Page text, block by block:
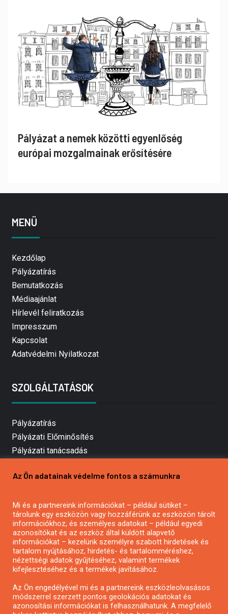
Pályázat a nemek közötti egyenlőség
európai mozgalmainak erősítésére
MENÜ
Kezdőlap
Pályázatírás
Bemutatkozás
Médiaajánlat
Hírlevél feliratkozás
Impresszum
Kapcsolat
Adatvédelmi Nyilatkozat
SZOLGÁLTATÁSOK
Pályázatírás
Pályázati Előminősítés
Pályázati tanácsadás
Mezőgazdasági pályázatírás
Pályázatírás civil szervezeteknek
Pályázatírás önkormányzatoknak
Pályázatfigyelés
Specifikus pályázatfigyelés vagy hírlevél
Az Ön adatainak védelme fontos a számunkra
Mi és a partnereink információkat – például sütiket –
tárolunk egy eszközön vagy hozzáférünk az eszközön tárolt
információkhoz, és személyes adatokat – például egyedi
azonosítókat és az eszköz által küldött alapvető
információkat – kezelünk személyre szabott hirdetések és
tartalom nyújtásához, hirdetés- és tartalomméréshez,
nézettségi adatok gyűjtéséhez, valamint termékek
kifejlesztéséhez és a termékek javításához.
Az Ön engedélyével mi és a partnereink eszközleolvasásos
módszerrel szerzett pontos geolokációs adatokat és
azonosítási információkat is felhasználhatunk. A megfelelő